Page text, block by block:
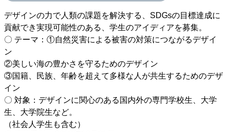
デザインの力で人類の課題を解決する、SDGsの目標達成に
貢献でき実現可能性のある、学生のアイディアを募集。
〇 テーマ：①自然災害による被害の対策につながるデザイ
ン
②美しい海の豊かさを守るためのデザイン
③国籍、民族、年齢を超えて多様な人が共生するためのデザ
イン
〇 対象：デザインに関心のある国内外の専門学校生、大学
生、大学院生など。
（社会人学生も含む）